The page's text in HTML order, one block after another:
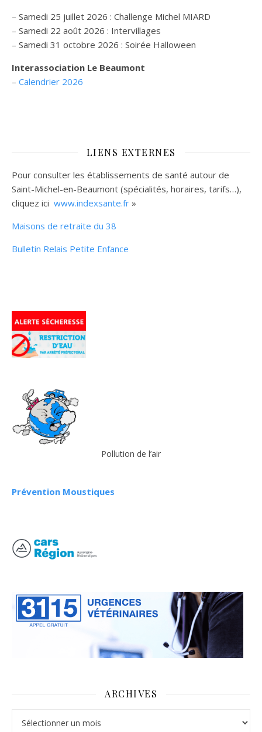
– Samedi 25 juillet 2026 : Challenge Michel MIARD
– Samedi 22 août 2026 : Intervillages
– Samedi 31 octobre 2026 : Soirée Halloween
Interassociation Le Beaumont
– Calendrier 2026
LIENS EXTERNES
Pour consulter les établissements de santé autour de
Saint-Michel-en-Beaumont (spécialités, horaires, tarifs…),
cliquez ici www.indexsante.fr »
Maisons de retraite du 38
Bulletin Relais Petite Enfance
Pollution de l’air
Prévention Moustiques
ARCHIVES